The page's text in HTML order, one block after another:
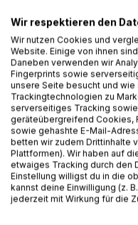
BESCHREIBUNG
Diese Geschichte
der nach der letzten
beschließt für zwei
sich selbst wieder ins
der Enttäuschung mit
Erlebnisse mit der
war somit auch Anlass
Niederlagen und ist
Wir respektieren den
Wir nutzen Cookies und
Website. Einige von ihnen
Daneben verwenden wir
Fingerprints sowie
unsere Seite besucht und
Trackingtechnologien zu
serverseitiges Tracking
geräteübergreifend Cookies,
sowie gehashte E-Mail-
betten wir zudem Drittinhalte
Plattformen). Wir haben auf
etwaiges Tracking durch den
Einstellung willigst du in die
kannst deine Einwilligung (z.
jederzeit mit Wirkung für die